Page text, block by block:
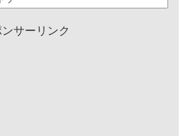
ンサーリンク